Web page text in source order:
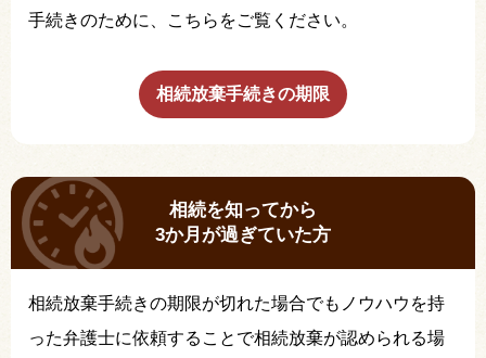
手続きのために、こちらをご覧ください。
相続放棄手続きの期限
相続を知ってから
3か月が過ぎていた方
相続放棄手続きの期限が切れた場合でもノウハウを持
った弁護士に依頼することで相続放棄が認められる場